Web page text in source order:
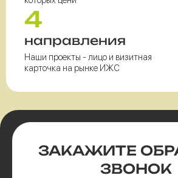
4
направления
Наши проекты - лицо и визитная
карточка на рынке ИЖС
ЗАКАЖИТЕ
ЗВОНОК